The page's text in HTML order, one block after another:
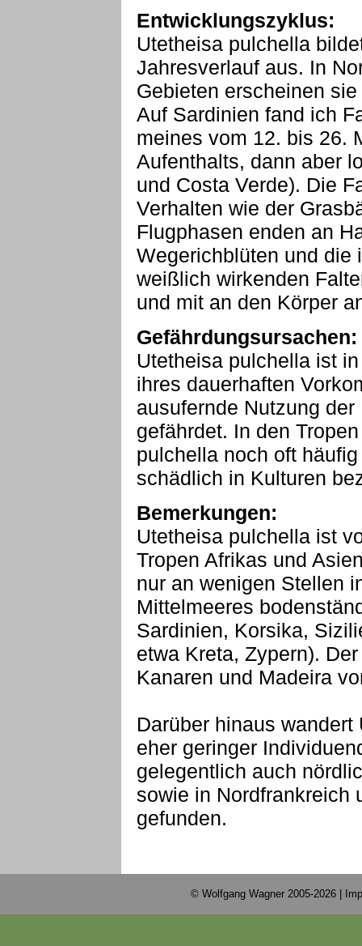
Entwicklungszyklus:
Utetheisa pulchella
Jahresverlauf aus. In
Gebieten erscheinen
Auf Sardinien fand ich
meines vom 12. bis 26.
Aufenthalts, dann aber
und Costa Verde). Die
Verhalten wie der
Flugphasen enden an
Wegerichblüten und die
weißlich wirkenden
und mit an den Körper
Gefährdungsursachen:
Utetheisa pulchella ist
ihres dauerhaften
ausufernde Nutzung
gefährdet. In den
pulchella noch oft
schädlich in Kulturen
Bemerkungen:
Utetheisa pulchella ist
Tropen Afrikas und
nur an wenigen Stellen
Mittelmeeres
Sardinien, Korsika,
etwa Kreta, Zypern).
Kanaren und Madeira
Darüber hinaus
eher geringer
gelegentlich auch
sowie in Nordfrankreich
gefunden.
© Wolfgang Wagner 2005-2026 |